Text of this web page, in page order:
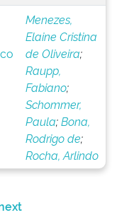
Menezes,
Elaine Cristina
de Oliveira;
Raupp,
Fabiano;
Schommer,
Paula;Bona,
Rodrigo de;
Rocha, Arlindo